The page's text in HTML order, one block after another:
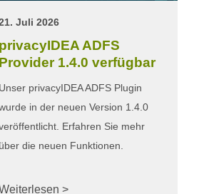
Juli 2026
privacyIDEA ADFS
Provider 1.4.0 verfügbar
Unser privacyIDEA ADFS Plugin
in der neuen Version 1.4.0
Erfahren Sie mehr
über die neuen Funktionen.
>